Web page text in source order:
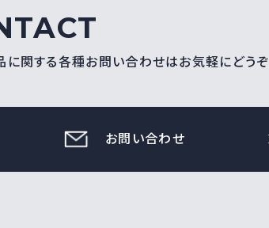
に関する各種お問い合わせはお気軽にどうぞ
お問い合わせ